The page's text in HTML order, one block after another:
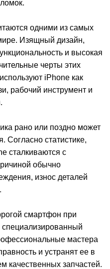
одними из самых
Изящный дизайн,
и высокая
черты этих
iPhone как
рабочий инструмент и
рано или поздно может
Согласно статистике,
сталкиваются с
обычно
износ деталей
смартфон при
специализированный
мастера
и устранят ее в
качественных запчастей.